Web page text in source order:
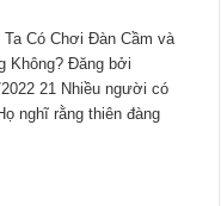
Có Chơi Đàn Cầm và
Không? Đăng bởi
21 Nhiều người có
nghĩ rằng thiên đàng